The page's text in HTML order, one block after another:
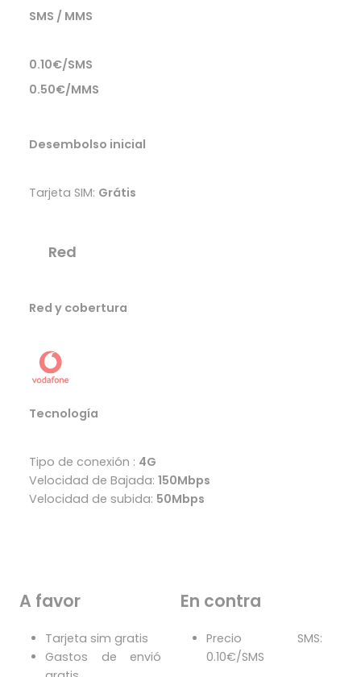
SMS / MMS
0.10€/SMS
0.50€/MMS
Desembolso inicial
Tarjeta SIM: Grátis
Red
Red y cobertura
Tecnología
Tipo de conexión : 4G
Velocidad de Bajada: 150Mbps
Velocidad de subida: 50Mbps
A favor
Tarjeta sim gratis
Gastos de envió
En contra
Precio SMS:
0.10€/SMS